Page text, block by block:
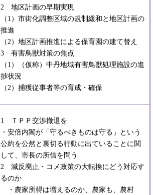
2 地区計画の早期実現
（1）市街化調整区域の規制緩和と地区計画の
推進
（2）地区計画推進による保育園の建て替え
3 有害鳥獣対策の焦点
（1）（仮称）中丹地域有害鳥獣処理施設の進
捗状況
（2）捕獲従事者等の育成・確保
1 ＴＰＰ交渉撤退を
・安倍内閣が「守るべきものは守る」という
公約を公然と裏切る行動に出ていることに関
して、市長の所信を問う
2 減反廃止・コメ政策の大転換にどう対応す
るのか
・農家所得は増えるのか、農家も、農村